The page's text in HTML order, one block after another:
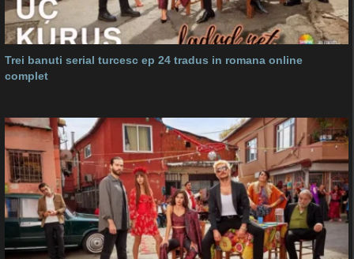
Trei banuti serial turcesc ep 24 tradus in romana online
complet